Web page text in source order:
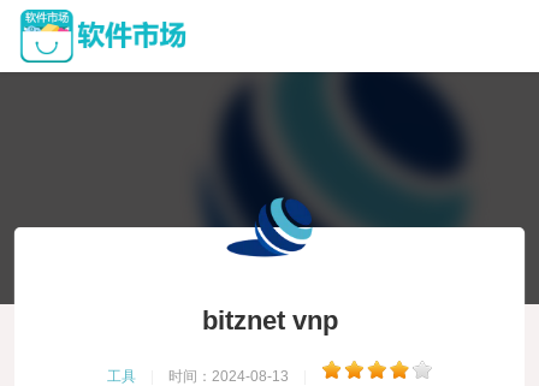
bitznet vnp
工具 时间：2024-08-13